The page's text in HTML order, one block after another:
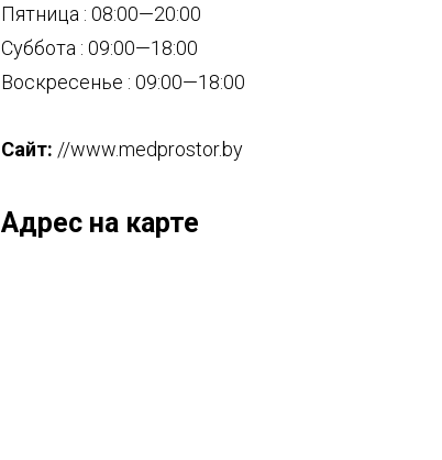
Пятница : 08:00—20:00
Суббота : 09:00—18:00
Воскресенье : 09:00—18:00
Сайт: //www.medprostor.by
Адрес на карте